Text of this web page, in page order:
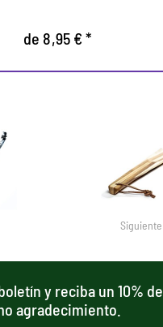
de 8,95 € *
Siguiente
y reciba un 10% de
agradecimiento.